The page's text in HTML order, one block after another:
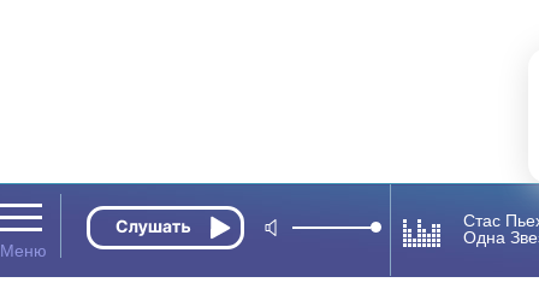
Стас
Одна